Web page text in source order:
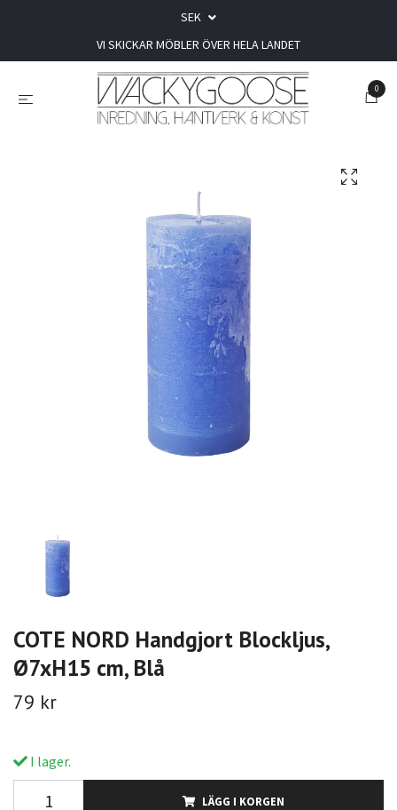
SEK
VI SKICKAR MÖBLER ÖVER HELA LANDET
0
COTE NORD Handgjort Blockljus,
Ø7xH15 cm, Blå
79 kr
I lager.
LÄGG I KORGEN